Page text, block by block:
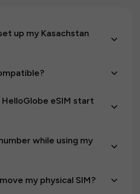
up my Kasachstan
eSIM start
while using my
my physical SIM?